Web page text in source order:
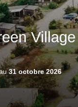
Village
31 octobre 2026